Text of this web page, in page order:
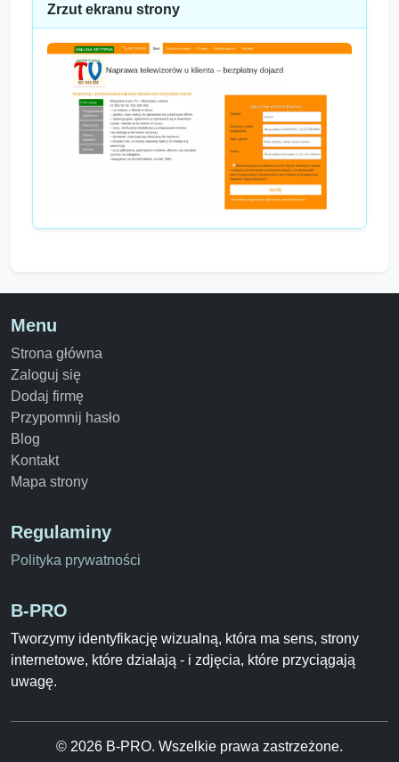
Zrzut ekranu strony
Menu
Strona główna
Zaloguj się
Dodaj firmę
Przypomnij hasło
Blog
Kontakt
Mapa strony
Regulaminy
Polityka prywatności
B-PRO
Tworzymy identyfikację wizualną, która ma sens, strony
internetowe, które działają - i zdjęcia, które przyciągają
uwagę.
© 2026 B-PRO. Wszelkie prawa zastrzeżone.